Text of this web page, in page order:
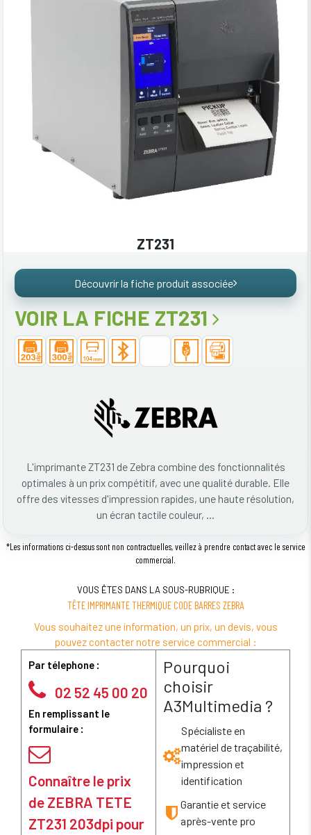
ZT231
Découvrir la fiche produit associée
VOIR LA FICHE ZT231
L'imprimante ZT231 de Zebra combine des fonctionnalités
optimales à un prix compétitif, avec une qualité durable. Elle
offre des vitesses d'impression rapides, une haute résolution,
un écran tactile couleur, ...
*Les informations ci-dessus sont non contractuelles, veillez à prendre contact avec le service
commercial.
VOUS ÊTES DANS LA SOUS-RUBRIQUE :
TÊTE IMPRIMANTE THERMIQUE CODE BARRES ZEBRA
Vous souhaitez une information, un prix, un devis, vous
pouvez contacter notre service commercial :
Par télephone :
02 52 45 00 20
En remplissant le
formulaire :
Connaître le prix
de ZEBRA TETE
ZT231 203dpi pour
Pourquoi
choisir
A3Multimedia ?
Spécialiste en
matériel de traçabilité,
impression et
identification
Garantie et service
après-vente pro